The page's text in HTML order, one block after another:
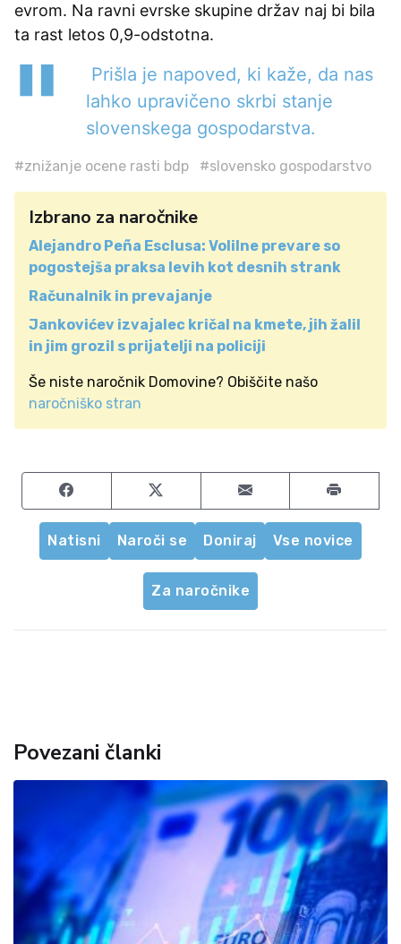
evrom. Na ravni evrske skupine držav naj bi bila
ta rast letos 0,9-odstotna.
Prišla je napoved, ki kaže, da nas
lahko upravičeno skrbi stanje
slovenskega gospodarstva.
#znižanje ocene rasti bdp #slovensko gospodarstvo
Izbrano za naročnike
Alejandro Peña Esclusa: Volilne prevare so
pogostejša praksa levih kot desnih strank
Računalnik in prevajanje
Jankovićev izvajalec kričal na kmete, jih žalil
in jim grozil s prijatelji na policiji
Še niste naročnik Domovine? Obiščite našo
naročniško stran
Share on FacebookShare on TwitterShare by email
Natisni Naroči se Doniraj Vse novice
Za naročnike
Povezani članki